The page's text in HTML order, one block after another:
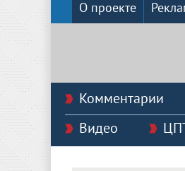
О проекте
Комментарии
Видео